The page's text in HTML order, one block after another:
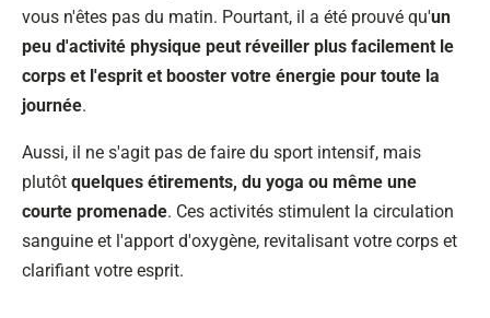
vous n'êtes pas du matin. Pourtant, il a été prouvé qu'un
peu d'activité physique peut réveiller plus facilement le
corps et l'esprit et booster votre énergie pour toute la
journée.
Aussi, il ne s'agit pas de faire du sport intensif, mais
plutôt quelques étirements, du yoga ou même une
courte promenade. Ces activités stimulent la circulation
sanguine et l'apport d'oxygène, revitalisant votre corps et
clarifiant votre esprit.